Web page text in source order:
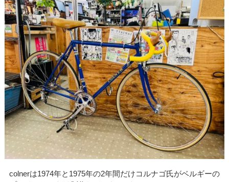
colnerは1974年と1975年の2年間だけコルナゴ氏がベルギーの